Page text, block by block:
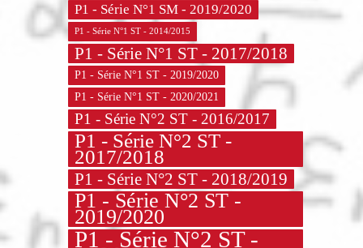
P1 - Série N°1 SM - 2019/2020
P1 - Série N°1 ST - 2014/2015
P1 - Série N°1 ST - 2017/2018
P1 - Série N°1 ST - 2019/2020
P1 - Série N°1 ST - 2020/2021
P1 - Série N°2 ST - 2016/2017
P1 - Série N°2 ST -
2017/2018
P1 - Série N°2 ST - 2018/2019
P1 - Série N°2 ST -
2019/2020
P1 - Série N°2 ST -